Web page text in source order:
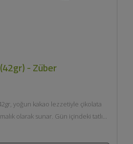
- Züber
yoğun kakao lezzetiyle çikolata
olarak sunar. Gün içindeki tatlı...